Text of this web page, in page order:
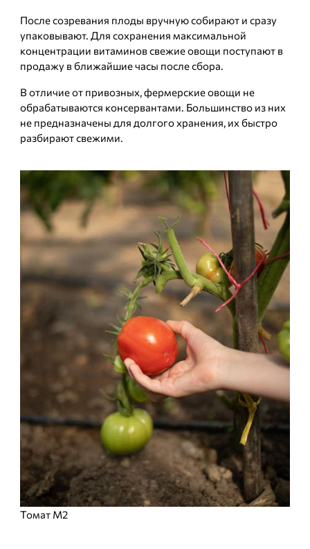
После созревания плоды вручную собирают и сразу
упаковывают. Для сохранения максимальной
концентрации витаминов свежие овощи поступают в
продажу в ближайшие часы после сбора.
В отличие от привозных, фермерские овощи не
обрабатываются консервантами. Большинство из них
не предназначены для долгого хранения, их быстро
разбирают свежими.
Томат М2